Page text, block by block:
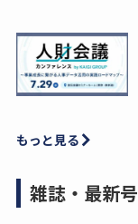
もっと見る
雑誌・最新号